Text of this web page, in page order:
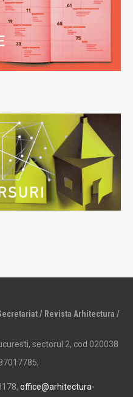
/ Revista Arhitectura /
sectorul 2, cod 020038
office@arhitectura-